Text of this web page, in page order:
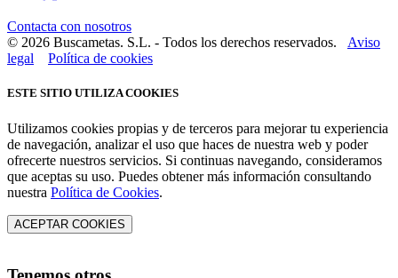
Contacta con nosotros
© 2026 Buscametas. S.L. - Todos los derechos reservados. Aviso
legal
Política de cookies
ESTE SITIO UTILIZA COOKIES
Utilizamos cookies propias y de terceros para mejorar tu experiencia
de navegación, analizar el uso que haces de nuestra web y poder
ofrecerte nuestros servicios. Si continuas navegando, consideramos
que aceptas su uso. Puedes obtener más información consultando
nuestra Política de Cookies.
ACEPTAR COOKIES